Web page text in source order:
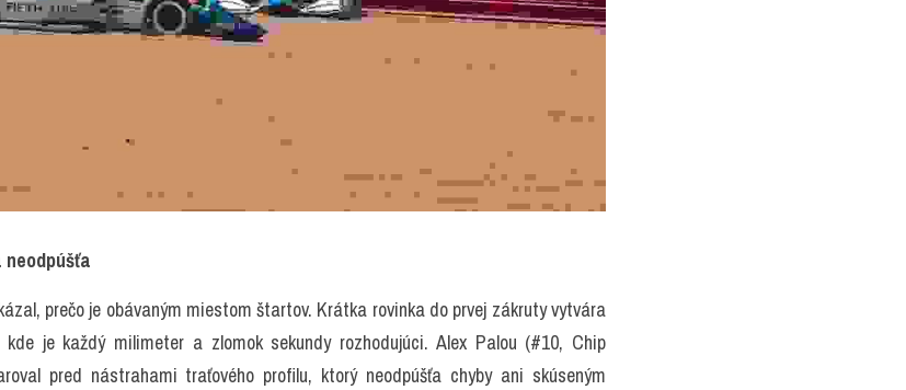
prečo je obávaným miestom štartov. Krátka rovinka do prvej zákruty vytvára
kde je každý milimeter a zlomok sekundy rozhodujúci. Alex Palou (#10, Chip
pred nástrahami traťového profilu, ktorý neodpúšťa chyby ani skúseným